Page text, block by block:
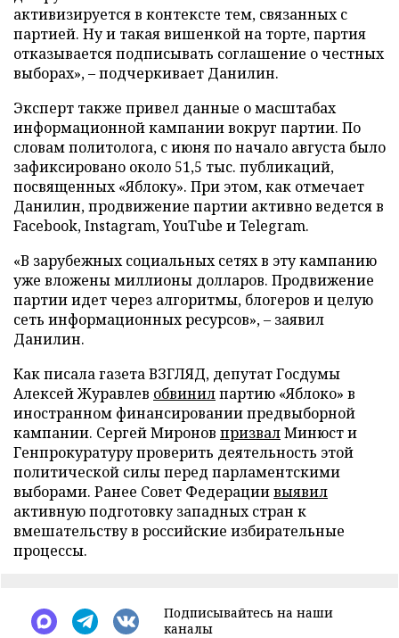
активизируется в контексте тем, связанных с
партией. Ну и такая вишенкой на торте, партия
отказывается подписывать соглашение о честных
выборах», – подчеркивает Данилин.
Эксперт также привел данные о масштабах
информационной кампании вокруг партии. По
словам политолога, с июня по начало августа было
зафиксировано около 51,5 тыс. публикаций,
посвященных «Яблоку». При этом, как отмечает
Данилин, продвижение партии активно ведется в
Facebook, Instagram, YouTube и Telegram.
«В зарубежных социальных сетях в эту кампанию
уже вложены миллионы долларов. Продвижение
партии идет через алгоритмы, блогеров и целую
сеть информационных ресурсов», – заявил
Данилин.
Как писала газета ВЗГЛЯД, депутат Госдумы
Алексей Журавлев обвинилпартию «Яблоко» в
иностранном финансировании предвыборной
кампании. Сергей Миронов призвалМинюст и
Генпрокуратуру проверить деятельность этой
политической силы перед парламентскими
выборами. Ранее Совет Федерациивыявил
активную подготовку западных стран к
вмешательству в российские избирательные
процессы.
Подписывайтесь на наши
каналы